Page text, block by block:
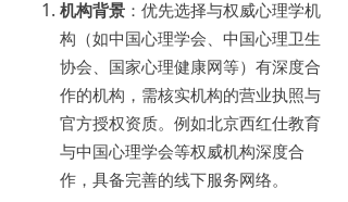
机构背景 ：优先选择与权威心理学机
构（如中国心理学会、中国心理卫生
协会、国家心理健康网等）有深度合
作的机构，需核实机构的营业执照与
官方授权资质。例如北京西红仕教育
与中国心理学会等权威机构深度合
作，具备完善的线下服务网络。